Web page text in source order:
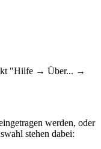
"Hilfe → Über... →
werden, oder
stehen dabei: